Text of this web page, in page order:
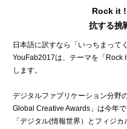
Rock it !
抗する挑
日本語に訳すなら「いっちまって
YouFab2017は、テーマを「Rock
します。
デジタルファブリケーション分野
Global Creative Awards」は今年
「デジタル(情報世界）とフィジ